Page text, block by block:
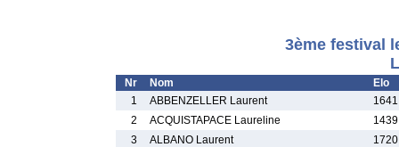
3ème festival
Nr Nom
Elo
1
ABBENZELLER Laurent
2
ACQUISTAPACE Laureline
3
ALBANO Laurent